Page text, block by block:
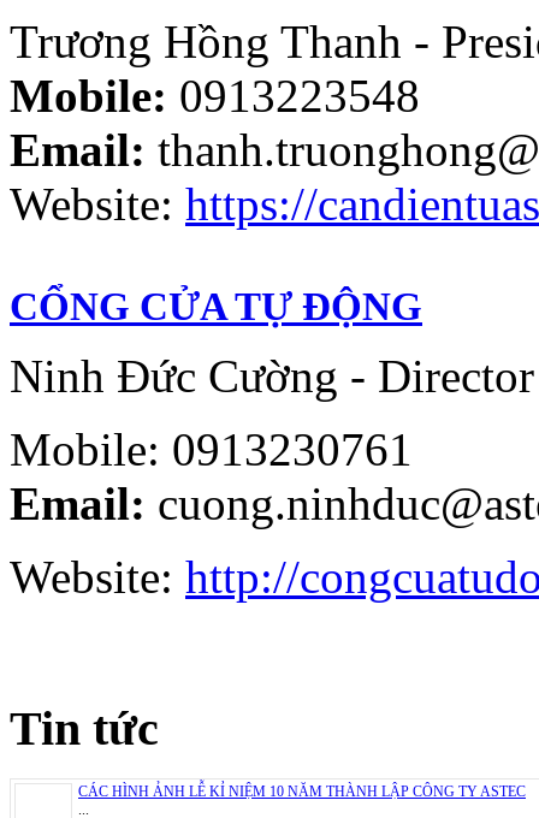
Trương Hồng Thanh -
Mobile: 0913223548
Email:
Website: https://
CỔNG CỬA TỰ ĐỘNG
Ninh Đức Cường - Director
Mobile: 0913230761
Email:
Website: http://
Tin tức
CÁC HÌNH ẢNH LỄ KỈ NIỆM 10 NĂM THÀNH LẬP CÔNG TY ASTEC
...